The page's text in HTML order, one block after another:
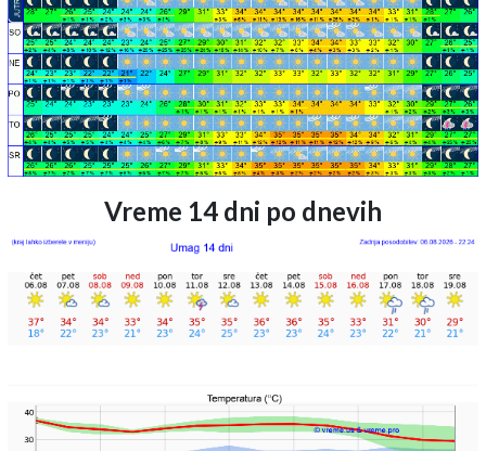
Vreme 14 dni po dnevih